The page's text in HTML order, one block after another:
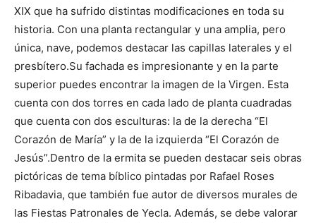
XIX que ha sufrido distintas modificaciones en toda su
historia. Con una planta rectangular y una amplia, pero
única, nave, podemos destacar las capillas laterales y el
presbítero.Su fachada es impresionante y en la parte
superior puedes encontrar la imagen de la Virgen. Esta
cuenta con dos torres en cada lado de planta cuadradas
que cuenta con dos esculturas: la de la derecha “El
Corazón de María” y la de la izquierda “El Corazón de
Jesús”.Dentro de la ermita se pueden destacar seis obras
pictóricas de tema bíblico pintadas por Rafael Roses
Ribadavia, que también fue autor de diversos murales de
las Fiestas Patronales de Yecla. Además, se debe valorar